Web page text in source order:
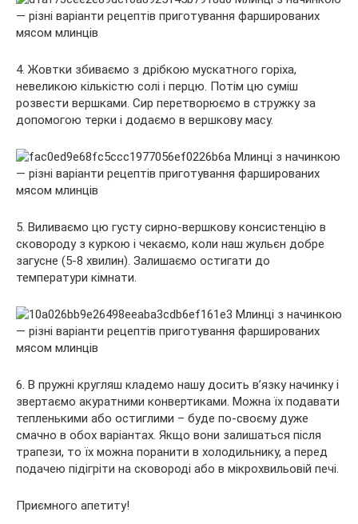
4. Жовтки збиваємо з дрібкою мускатного горіха,
невеликою кількістю солі і перцю. Потім цю суміш
розвести вершками. Сир перетворюємо в стружку за
допомогою терки і додаємо в вершкову масу.
5. Виливаємо цю густу сирно-вершкову консистенцію в
сковороду з куркою і чекаємо, коли наш жульєн добре
загусне (5-8 хвилин). Залишаємо остигати до
температури кімнати.
6. В пружні кругляш кладемо нашу досить в’язку начинку і
звертаємо акуратними конвертиками. Можна їх подавати
тепленькими або остиглими – буде по-своєму дуже
смачно в обох варіантах. Якщо вони залишаться після
трапези, то їх можна поранити в холодильнику, а перед
подачею підігріти на сковороді або в мікрохвильовій печі.
Приємного апетиту!